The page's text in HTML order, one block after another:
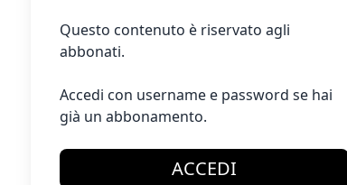
Questo contenuto è riservato agli
abbonati.
Accedi con username e password se hai
già un abbonamento.
ACCEDI